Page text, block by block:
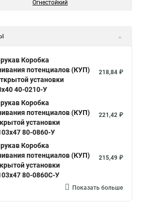
Огнестойкий
Коробка
потенциалов (КУП)
установки
40-0210-У
218,84 ₽
Коробка
потенциалов (КУП)
установки
80-0860-У
221,42 ₽
Коробка
потенциалов (КУП)
установки
80-0860С-У
215,49 ₽
Показать больше